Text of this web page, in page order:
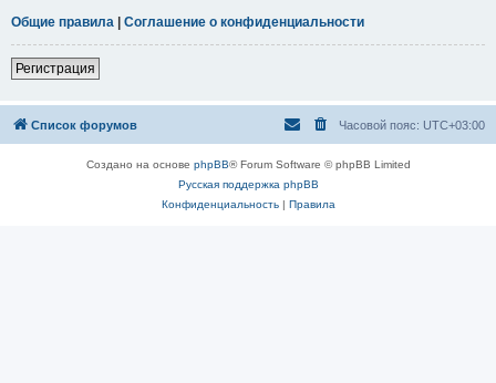
Общие правила | Соглашение о конфиденциальности
Регистрация
Список форумов Часовой пояс: UTC+03:00
Создано на основе phpBB® Forum Software © phpBB Limited
Русская поддержка phpBB
Конфиденциальность| Правила